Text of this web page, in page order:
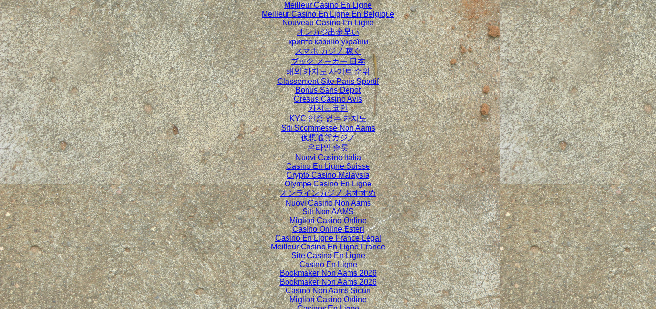
Meilleur Casino En Ligne
Meilleur Casino En Ligne En Belgique
Nouveau Casino En Ligne
オンカジ出金早い
крипто казино україни
スマホ カジノ 稼ぐ
ブック メーカー 日本
해외 카지노 사이트 순위
Classement Site Paris Sportif
Bonus Sans Depot
Cresus Casino Avis
카지노코인
KYC 인증 없는 카지노
Siti Scommesse Non Aams
仮想通貨カジノ
온라인 슬롯
Nuovi Casino Italia
Casino En Ligne Suisse
Crypto Casino Malaysia
Olympe Casino En Ligne
オンラインカジノ おすすめ
Nuovi Casino Non Aams
Siti Non AAMS
Migliori Casino Online
Casino Online Esteri
Casino En Ligne France Légal
Meilleur Casino En Ligne France
Site Casino En Ligne
Casino En Ligne
Bookmaker Non Aams 2026
Bookmaker Non Aams 2026
Casino Non Aams Sicuri
Migliori Casino Online